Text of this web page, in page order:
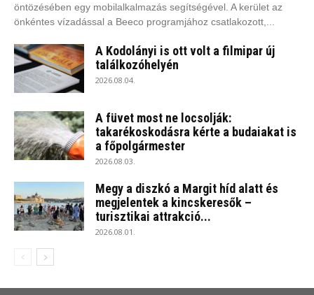
öntözésében egy mobilalkalmazás segítségével. A kerület az
önkéntes vízadással a Beeco programjához csatlakozott,...
A Kodolányi is ott volt a filmipar új
találkozóhelyén
2026.08.04.
A füvet most ne locsolják:
takarékoskodásra kérte a budaiakat is
a főpolgármester
2026.08.03.
Megy a diszkó a Margit híd alatt és
megjelentek a kincskeresők –
turisztikai attrakció...
2026.08.01.